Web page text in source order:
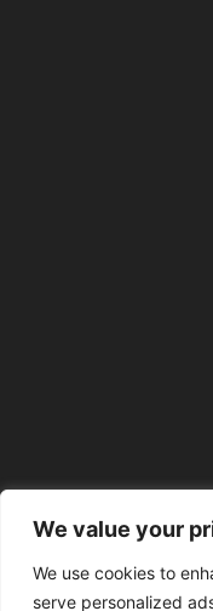
We value your
We use cookies to
serve personalized